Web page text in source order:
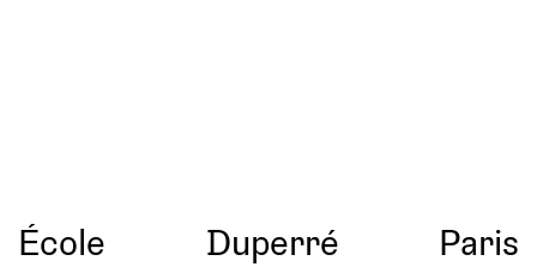
École Duperré Paris